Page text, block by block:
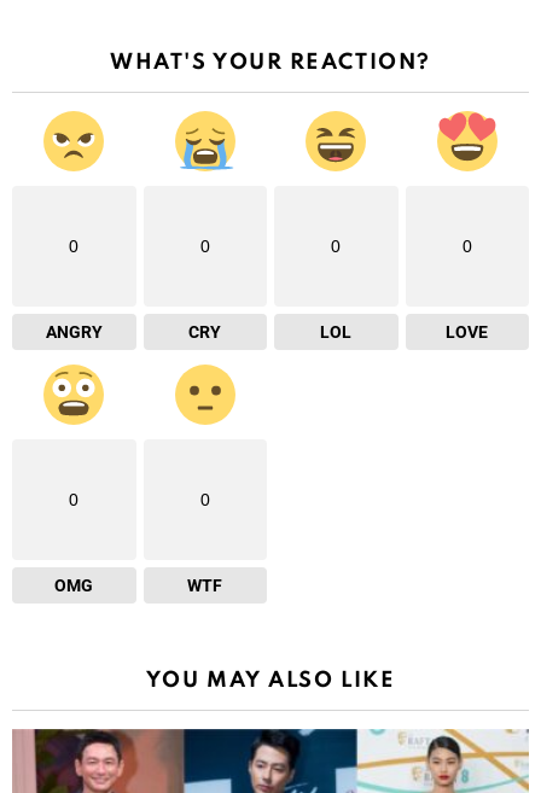
WHAT'S YOUR REACTION?
0
ANGRY
0
CRY
0
LOL
0
LOVE
0
OMG
0
WTF
YOU MAY ALSO LIKE